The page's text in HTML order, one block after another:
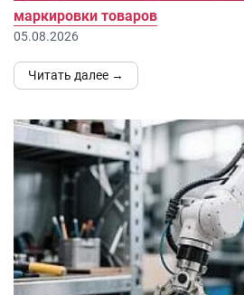
маркировки товаров
05.08.2026
Читать далее →